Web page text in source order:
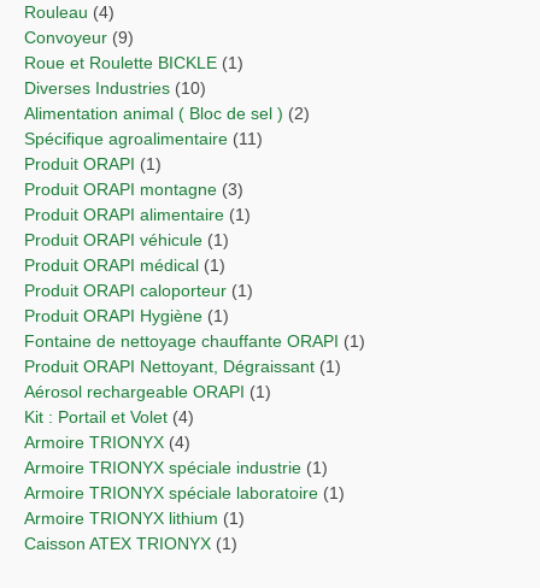
Rouleau (4)
Convoyeur (9)
Roue et Roulette BICKLE (1)
Diverses Industries (10)
Alimentation animal ( Bloc de sel ) (2)
Spécifique agroalimentaire (11)
Produit ORAPI (1)
Produit ORAPI montagne (3)
Produit ORAPI alimentaire (1)
Produit ORAPI véhicule (1)
Produit ORAPI médical (1)
Produit ORAPI caloporteur (1)
Produit ORAPI Hygiène (1)
Fontaine de nettoyage chauffante ORAPI (1)
Produit ORAPI Nettoyant, Dégraissant (1)
Aérosol rechargeable ORAPI (1)
Kit : Portail et Volet (4)
Armoire TRIONYX (4)
Armoire TRIONYX spéciale industrie (1)
Armoire TRIONYX spéciale laboratoire (1)
Armoire TRIONYX lithium (1)
Caisson ATEX TRIONYX (1)